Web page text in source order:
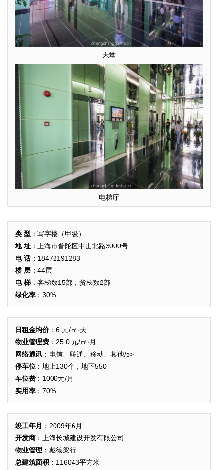
大堂
电梯厅
类 型 ：写字楼（甲级）
地 址 ：上海市普陀区中山北路3000号
电 话：18472191283
楼 层 ：44层
电 梯 ：客梯数15部，货梯数2部
绿化率 ：30%
日租金均价：6 元/㎡·天
物业管理费 ：25.0 元/㎡·月
网络通讯 ：电信、联通、移动、其他/p>
停车位 ：地上130个，地下550
车位费 ：1000元/月
实用率 ：70%
竣工年月
：2009年6月
开发商 ：上海长城建设开发有限公司
物业管理 ：戴德梁行
总建筑面积 ：116043平方米